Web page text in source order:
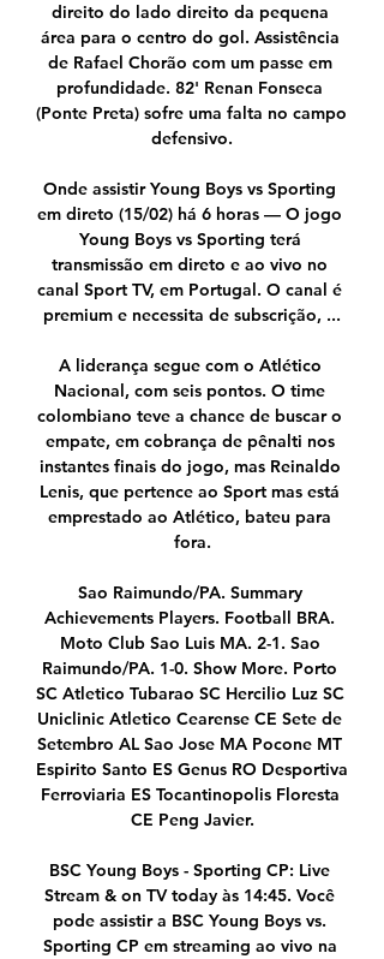
direito do lado direito da pequena
área para o centro do gol. Assistência
de Rafael Chorão com um passe em
profundidade. 82' Renan Fonseca
(Ponte Preta) sofre uma falta no campo
defensivo.
Onde assistir Young Boys vs Sporting
em direto (15/02) há 6 horas — O jogo
Young Boys vs Sporting terá
transmissão em direto e ao vivo no
canal Sport TV, em Portugal. O canal é
premium e necessita de subscrição, ...
A liderança segue com o Atlético
Nacional, com seis pontos. O time
colombiano teve a chance de buscar o
empate, em cobrança de pênalti nos
instantes finais do jogo, mas Reinaldo
Lenis, que pertence ao Sport mas está
emprestado ao Atlético, bateu para
fora.
Sao Raimundo/PA. Summary
Achievements Players. Football BRA.
Moto Club Sao Luis MA. 2-1. Sao
Raimundo/PA. 1-0. Show More. Porto
SC Atletico Tubarao SC Hercilio Luz SC
Uniclinic Atletico Cearense CE Sete de
Setembro AL Sao Jose MA Pocone MT
Espirito Santo ES Genus RO Desportiva
Ferroviaria ES Tocantinopolis Floresta
CE Peng Javier.
BSC Young Boys - Sporting CP: Live
Stream & on TV today às 14:45. Você
pode assistir a BSC Young Boys vs.
Sporting CP em streaming ao vivo na